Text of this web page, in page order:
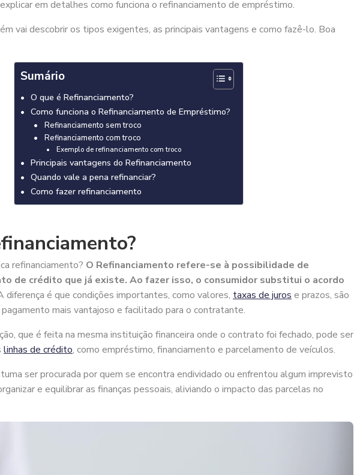
em detalhes como funciona o refinanciamento de empréstimo.
vai descobrir os tipos exigentes, as principais vantagens e como fazê-lo. Boa
Sumário
O que é Refinanciamento?
Como funciona o Refinanciamento de Empréstimo?
Refinanciamento sem troco
Refinanciamento com troco
Exemplo de refinanciamento com troco
Principais vantagens do Refinanciamento
Quando vale a pena refinanciar?
Como fazer refinanciamento
refinanciamento? O Refinanciamento refere-se à possibilidade de
de crédito que já existe. Ao fazer isso, o consumidor substitui o acordo
diferença é que condições importantes, como valores, taxas de juros e prazos, são
mais vantajoso e facilitado para o contratante.
que é feita na mesma instituição financeira onde o contrato foi fechado, pode ser
linhas de crédito, como empréstimo, financiamento e parcelamento de veículos.
ser procurada por quem se encontra endividado ou enfrentou algum imprevisto
e equilibrar as finanças pessoais, aliviando o impacto das parcelas no